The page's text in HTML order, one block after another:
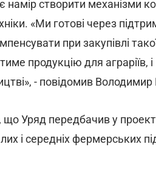
створити механізми
«Ми готові через
при закупівлі
продукцію для аграріїв,
- повідомив
що Уряд передбачив у
і середніх фермерських